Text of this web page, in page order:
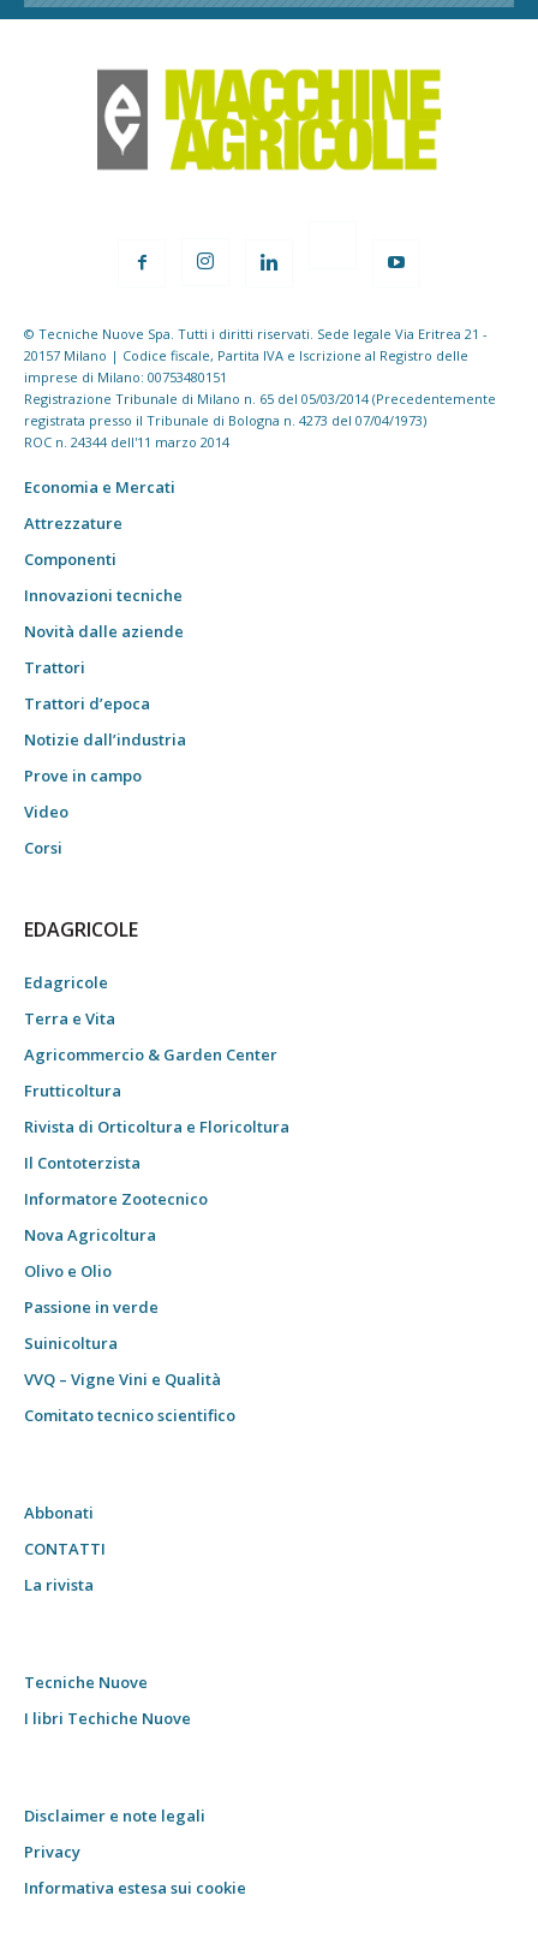
© Tecniche Nuove Spa. Tutti i diritti riservati. Sede legale Via Eritrea 21 -
20157 Milano | Codice fiscale, Partita IVA e Iscrizione al Registro delle
imprese di Milano: 00753480151
Registrazione Tribunale di Milano n. 65 del 05/03/2014 (Precedentemente
registrata presso il Tribunale di Bologna n. 4273 del 07/04/1973)
ROC n. 24344 dell'11 marzo 2014
Economia e Mercati
Attrezzature
Componenti
Innovazioni tecniche
Novità dalle aziende
Trattori
Trattori d’epoca
Notizie dall’industria
Prove in campo
Video
Corsi
EDAGRICOLE
Edagricole
Terra e Vita
Agricommercio & Garden Center
Frutticoltura
Rivista di Orticoltura e Floricoltura
Il Contoterzista
Informatore Zootecnico
Nova Agricoltura
Olivo e Olio
Passione in verde
Suinicoltura
VVQ – Vigne Vini e Qualità
Comitato tecnico scientifico
Abbonati
CONTATTI
La rivista
Tecniche Nuove
I libri Techiche Nuove
Disclaimer e note legali
Privacy
Informativa estesa sui cookie